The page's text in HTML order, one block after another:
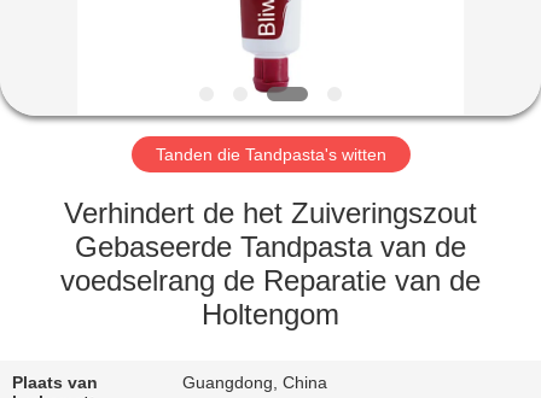
ONGEVEER
ONS
FABRIEKSREIS
KWALITEITSCONTROLE
Tanden die Tandpasta's witten
Verhindert de het Zuiveringszout
Gebaseerde Tandpasta van de
voedselrang de Reparatie van de
Holtengom
Plaats van
Guangdong, China